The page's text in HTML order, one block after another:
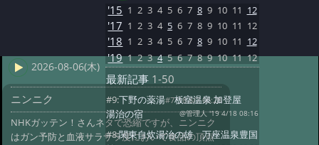
2026-08-06(木)
ニンニク #7 '18 8/7 05:28
NHKガッテン！さんネタで恐縮ですが、ニンニク
はガン予防と血液サラサラ度において食品の頂点
'15 1 2 3 4 5 6 7 8 9 10 11 12
'17 1 2 3 4 5 6 7 8 9 10 11 12
'18 1 2 3 4 5 6 7 8 9 10 11 12
'19 1 2 3 4 5 6 7 8 9 10 11 12
最新記事 1-50
#9:下野の薬湯 板室温泉 加登屋
湯治の宿
@管理人 '19 4/18 08:16
#8:関東自炊湯治の雄 万座温泉豊国